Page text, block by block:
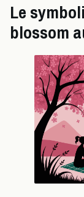
Le
blossom